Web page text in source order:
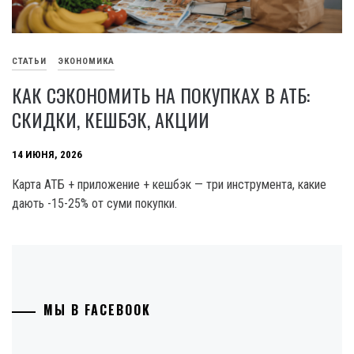
СТАТЬИ ЭКОНОМИКА
КАК СЭКОНОМИТЬ НА ПОКУПКАХ В АТБ:
СКИДКИ, КЕШБЭК, АКЦИИ
14 ИЮНЯ, 2026
Карта АТБ + приложение + кешбэк — три инструмента, какие
дають -15-25% от суми покупки.
МЫ В FACEBOOK